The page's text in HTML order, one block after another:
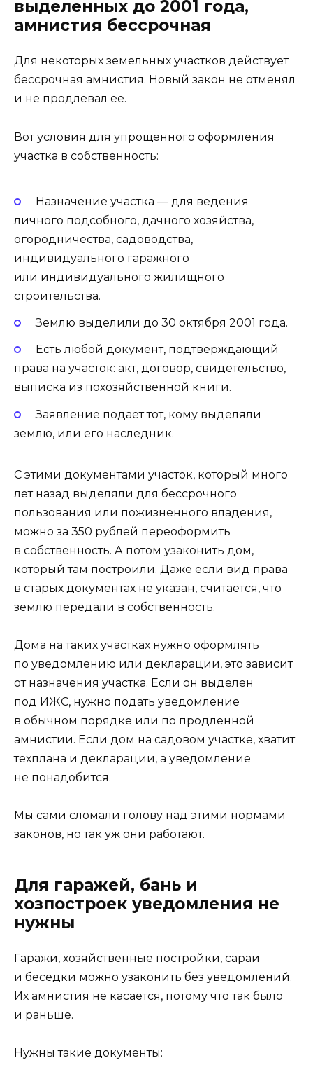
выделенных до 2001 года,
амнистия бессрочная
Для некоторых земельных участков действует
бессрочная амнистия. Новый закон не отменял
и не продлевал ее.
Вот условия для упрощенного оформления
участка в собственность:
Назначение участка — для ведения
личного подсобного, дачного хозяйства,
огородничества, садоводства,
индивидуального гаражного
или индивидуального жилищного
строительства.
Землю выделили до 30 октября 2001 года.
Есть любой документ, подтверждающий
права на участок: акт, договор, свидетельство,
выписка из похозяйственной книги.
Заявление подает тот, кому выделяли
землю, или его наследник.
С этими документами участок, который много
лет назад выделяли для бессрочного
пользования или пожизненного владения,
можно за 350 рублей переоформить
в собственность. А потом узаконить дом,
который там построили. Даже если вид права
в старых документах не указан, считается, что
землю передали в собственность.
Дома на таких участках нужно оформлять
по уведомлению или декларации, это зависит
от назначения участка. Если он выделен
под ИЖС, нужно подать уведомление
в обычном порядке или по продленной
амнистии. Если дом на садовом участке, хватит
техплана и декларации, а уведомление
не понадобится.
Мы сами сломали голову над этими нормами
законов, но так уж они работают.
Для гаражей, бань и
хозпостроек уведомления не
нужны
Гаражи, хозяйственные постройки, сараи
и беседки можно узаконить без уведомлений.
Их амнистия не касается, потому что так было
и раньше.
Нужны такие документы: